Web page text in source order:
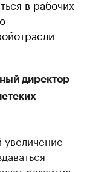
в рабочих
директор